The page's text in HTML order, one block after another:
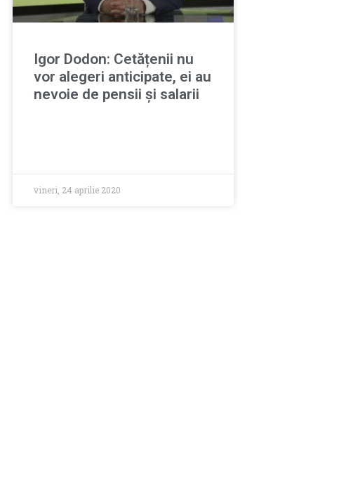
Igor Dodon: Cetățenii nu
vor alegeri anticipate, ei au
nevoie de pensii și salarii
vineri, 24 aprilie 2020